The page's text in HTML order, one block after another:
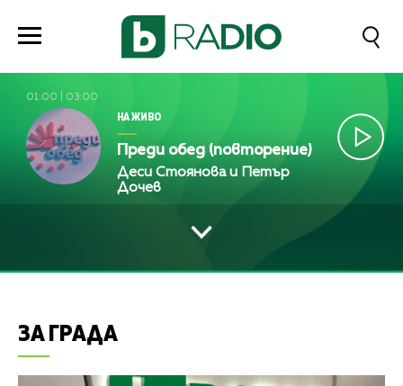
01:00 03:00
НА ЖИВО
Преди обед (повторение)
Деси Стоянова и Петър
Дочев
ЗА ГРАДА